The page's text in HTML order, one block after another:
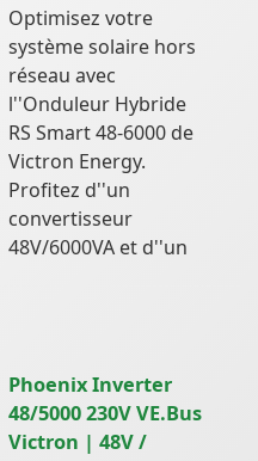
Optimisez votre
système solaire hors
réseau avec
l''Onduleur Hybride
RS Smart 48-6000 de
Victron Energy.
Profitez d''un
convertisseur
48V/6000VA et d''un
Phoenix Inverter
48/5000 230V VE.Bus
Victron | 48V /